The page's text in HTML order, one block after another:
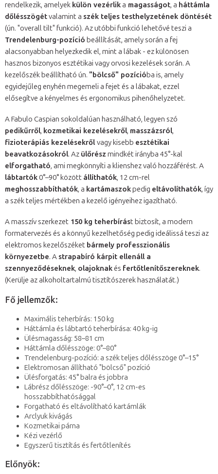
rendelkezik, amelyek külön vezérlika magasságot, a háttámla
dőlésszögétvalamint a szék teljes testhelyzetének döntését
(ún. "overall tilt" funkció). Az utóbbi funkció lehetővé teszi a
Trendelenburg-pozíció beállítását, amely során a fej
alacsonyabban helyezkedik el, mint a lábak - ez különösen
hasznos bizonyos esztétikai vagy orvosi kezelések során. A
kezelőszék beállítható ún. "bölcső" pozícióba is, amely
egyidejűleg enyhén megemeli a fejet és a lábakat, ezzel
elősegítve a kényelmes és ergonomikus pihenőhelyzetet.
A Fabulo Caspian sokoldalúan használható, legyen szó
pedikűrről, kozmetikai kezelésekről, masszázsról,
fizioterápiás kezelésekről vagy kisebb esztétikai
beavatkozásokról. Az ülőrész mindkét irányba 45°-kal
elforgatható, ami megkönnyíti a klienshez való hozzáférést. A
lábtartók0°–90° között állíthatók, 12 cm-rel
meghosszabbíthatók, a kartámaszokpedig eltávolíthatók, így
a szék teljes mértékben a kezelő igényeihez igazítható.
A masszív szerkezet 150 kg teherbírást biztosít, a modern
formatervezés és a könnyű kezelhetőség pedig ideálissá teszi az
elektromos kezelőszéket bármely professzionális
környezetbe. A strapabíró kárpit ellenáll a
szennyeződéseknek, olajoknakés fertőtlenítőszereknek.
(Kerülje az alkoholtartalmú tisztítószerek használatát.)
Fő jellemzők:
Maximális teherbírás: 150 kg
Háttámla és lábtartó teherbírása: 40 kg-ig
Ülésmagasság: 58–81 cm
Háttámla dőlésszöge: 0°–80°
Trendelenburg-pozíció: a szék teljes dőlésszöge 0°–15°
Elektromosan állítható "bölcső" pozíció
Ülésforgatás: 45° balra és jobbra
Lábrész dőlésszöge: -90°–0°, 12 cm-es
hosszabbíthatósággal
Forgatható és eltávolítható kartámlák
Arclyuk kivágás
Kozmetikai párna
Kézi vezérlő
Egyszerű tisztítás és fertőtlenítés
Előnyök: